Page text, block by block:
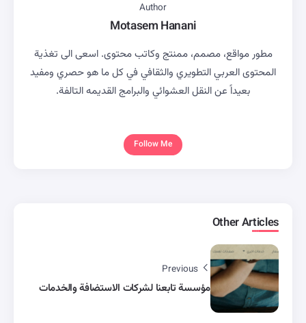
Author
Motasem Hanani
مطور مواقع، مصمم، ممنتج وكاتب محتوى. اسعى الى تغذية
المحتوى العربي التطويري والثقافي في كل ما هو حصري ومفيد
بعيداً عن النقل العشوائي والبرامج القديمه التالفة.
Follow Me
Other Articles
Previous
مؤسسة تابعنا لشركات الاستضافة والخدمات